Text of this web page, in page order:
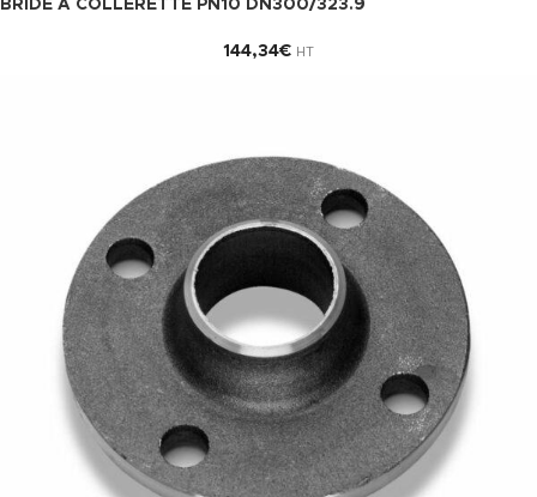
BRIDE A COLLERETTE PN10 DN300/323.9
144,34€ HT